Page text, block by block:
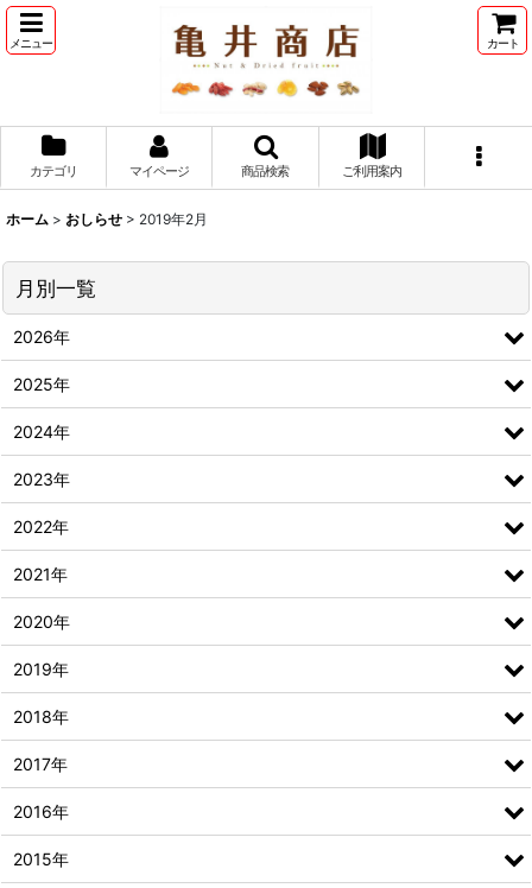
メニュー カート
カテゴリ マイページ 商品検索 ご利用案内
ホーム > おしらせ > 2019年2月
月別一覧
2026年
2025年
2024年
2023年
2022年
2021年
2020年
2019年
2018年
2017年
2016年
2015年